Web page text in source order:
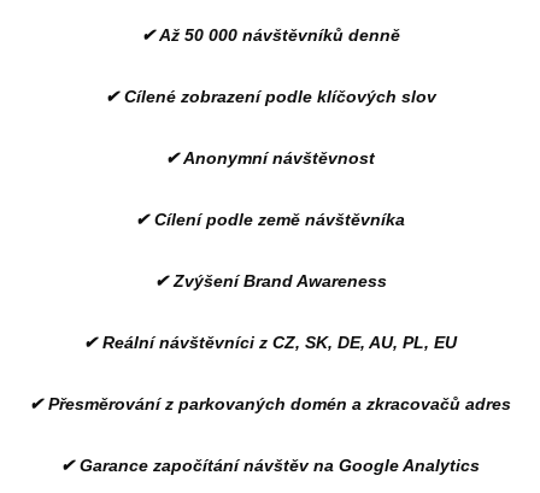
✔ Až 50 000 návštěvníků denně
✔ Cílené zobrazení podle klíčových slov
✔ Anonymní návštěvnost
✔ Cílení podle země návštěvníka
✔ Zvýšení Brand Awareness
✔ Reální návštěvníci z CZ, SK, DE, AU, PL, EU
✔ Přesměrování z parkovaných domén a zkracovačů adres
✔ Garance započítání návštěv na Google Analytics